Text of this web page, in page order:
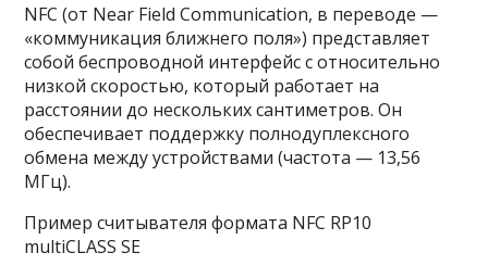
NFC (от Near Field Communication, в переводе —
«коммуникация ближнего поля») представляет
собой беспроводной интерфейс с относительно
низкой скоростью, который работает на
расстоянии до нескольких сантиметров. Он
обеспечивает поддержку полнодуплексного
обмена между устройствами (частота — 13,56
МГц).
Пример считывателя формата NFC RP10
multiCLASS SE